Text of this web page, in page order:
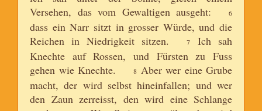
Versehen, das vom Gewaltigen ausgeht:
6
dass ein Narr sitzt in grosser Würde, und die
Reichen in Niedrigkeit sitzen.
7
Ich sah
Knechte auf Rossen, und Fürsten zu Fuss
gehen wie Knechte.
8 Aber wer eine Grube
macht, der wird selbst hineinfallen; und wer
den Zaun zerreisst, den wird eine Schlange